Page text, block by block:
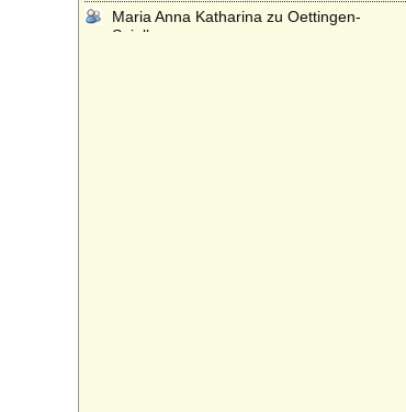
Maria Anna Katharina zu Oettingen-
Spielberg